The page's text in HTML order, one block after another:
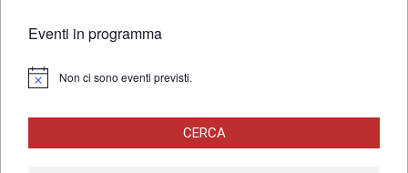
Eventi in programma
Notice Non ci sono eventi previsti.
CERCA